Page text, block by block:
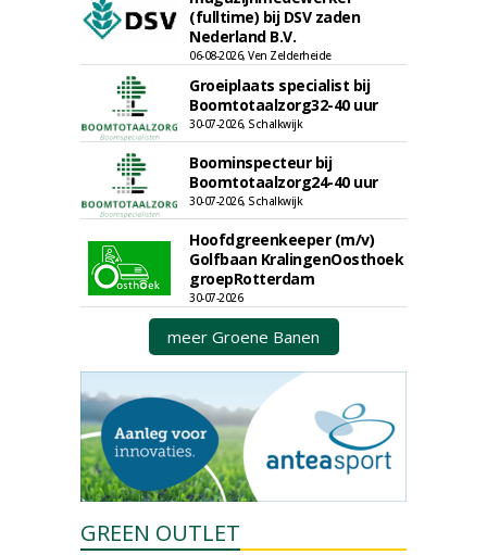
(fulltime) bij DSV zaden
Nederland B.V.
06-08-2026, Ven Zelderheide
Groeiplaats specialist bij
Boomtotaalzorg32-40 uur
30-07-2026, Schalkwijk
Boominspecteur bij
Boomtotaalzorg24-40 uur
30-07-2026, Schalkwijk
Hoofdgreenkeeper (m/v)
Golfbaan KralingenOosthoek
groepRotterdam
30-07-2026
meer Groene Banen
GREEN OUTLET